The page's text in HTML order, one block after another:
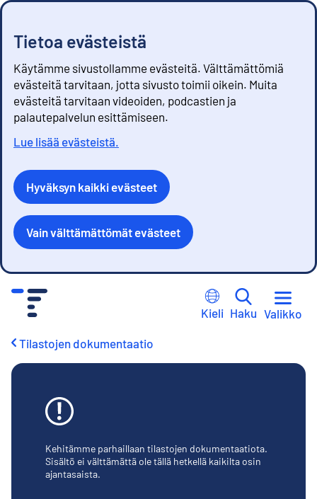
Tietoa evästeistä
Käytämme sivustollamme evästeitä. Välttämättömiä
evästeitä tarvitaan, jotta sivusto toimii oikein. Muita
evästeitä tarvitaan videoiden, podcastien ja
palautepalvelun esittämiseen.
Lue lisää evästeistä.
Hyväksyn kaikki evästeet
Vain välttämättömät evästeet
Kieli Haku Valikko
Tilastojen dokumentaatio
Kehitämme parhaillaan tilastojen dokumentaatiota.
Sisältö ei välttämättä ole tällä hetkellä kaikilta osin
ajantasaista.